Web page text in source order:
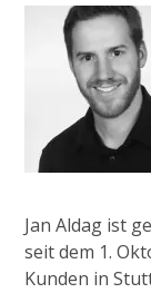
Jan Aldag ist
seit dem 1.
Kunden in